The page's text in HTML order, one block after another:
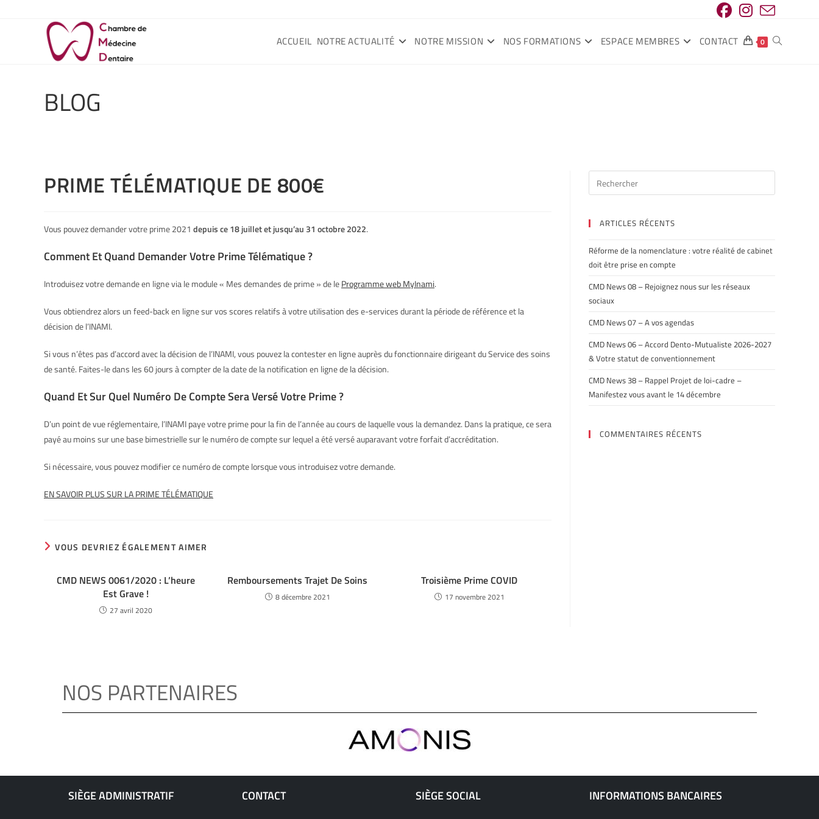
ACCUEIL NOTRE ACTUALITÉ NOTRE MISSION NOS FORMATIONS ESPACE MEMBRES CONTACT 0
BLOG
PRIME TÉLÉMATIQUE DE 800€
Vous pouvez demander votre prime 2021 depuis ce 18 juillet et jusqu’au 31 octobre 2022.
Comment Et Quand Demander Votre Prime Télématique ?
Introduisez votre demande en ligne via le module « Mes demandes de prime » de leProgramme web MyInami.
Vous obtiendrez alors un feed-back en ligne sur vos scores relatifs à votre utilisation des e-services durant la période de référence et la
décision de l’INAMI.
Si vous n’êtes pas d’accord avec la décision de l’INAMI, vous pouvez la contester en ligne auprès du fonctionnaire dirigeant du Service des soins
de santé. Faites-le dans les 60 jours à compter de la date de la notification en ligne de la décision.
Quand Et Sur Quel Numéro De Compte Sera Versé Votre Prime ?
D’un point de vue réglementaire, l’INAMI paye votre prime pour la fin de l’année au cours de laquelle vous la demandez. Dans la pratique, ce sera
payé au moins sur une base bimestrielle sur le numéro de compte sur lequel a été versé auparavant votre forfait d’accréditation.
Si nécessaire, vous pouvez modifier ce numéro de compte lorsque vous introduisez votre demande.
EN SAVOIR PLUS SUR LA PRIME TÉLÉMATIQUE
VOUS DEVRIEZ ÉGALEMENT AIMER
CMD NEWS 0061/2020 : L’heure
Est Grave !
27 avril 2020
Remboursements Trajet De Soins
8 décembre 2021
Troisième Prime COVID
17 novembre 2021
ARTICLES RÉCENTS
Réforme de la nomenclature : votre réalité de cabinet
doit être prise en compte
CMD News 08 – Rejoignez nous sur les réseaux
sociaux
CMD News 07 – A vos agendas
CMD News 06 – Accord Dento-Mutualiste 2026-2027
& Votre statut de conventionnement
CMD News 38 – Rappel Projet de loi-cadre –
Manifestez vous avant le 14 décembre
COMMENTAIRES RÉCENTS
NOS PARTENAIRES
SIÈGE ADMINISTRATIF CONTACT SIÈGE SOCIAL INFORMATIONS BANCAIRES